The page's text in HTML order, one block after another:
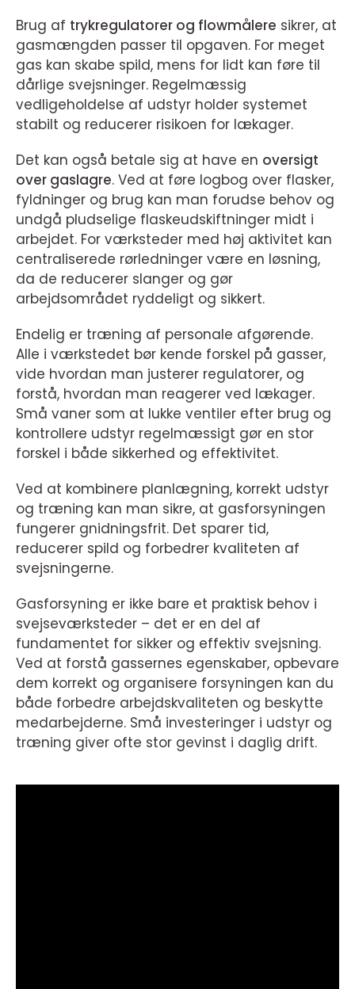
Brug af trykregulatorer og flowmålere sikrer, at
gasmængden passer til opgaven. For meget
gas kan skabe spild, mens for lidt kan føre til
dårlige svejsninger. Regelmæssig
vedligeholdelse af udstyr holder systemet
stabilt og reducerer risikoen for lækager.
Det kan også betale sig at have en oversigt
over gaslagre. Ved at føre logbog over flasker,
fyldninger og brug kan man forudse behov og
undgå pludselige flaskeudskiftninger midt i
arbejdet. For værksteder med høj aktivitet kan
centraliserede rørledninger være en løsning,
da de reducerer slanger og gør
arbejdsområdet ryddeligt og sikkert.
Endelig er træning af personale afgørende.
Alle i værkstedet bør kende forskel på gasser,
vide hvordan man justerer regulatorer, og
forstå, hvordan man reagerer ved lækager.
Små vaner som at lukke ventiler efter brug og
kontrollere udstyr regelmæssigt gør en stor
forskel i både sikkerhed og effektivitet.
Ved at kombinere planlægning, korrekt udstyr
og træning kan man sikre, at gasforsyningen
fungerer gnidningsfrit. Det sparer tid,
reducerer spild og forbedrer kvaliteten af
svejsningerne.
Gasforsyning er ikke bare et praktisk behov i
svejseværksteder – det er en del af
fundamentet for sikker og effektiv svejsning.
Ved at forstå gassernes egenskaber, opbevare
dem korrekt og organisere forsyningen kan du
både forbedre arbejdskvaliteten og beskytte
medarbejderne. Små investeringer i udstyr og
træning giver ofte stor gevinst i daglig drift.